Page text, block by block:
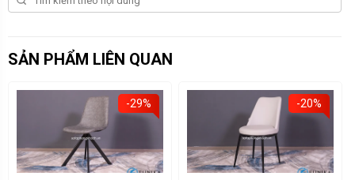
SẢN PHẨM LIÊN QUAN